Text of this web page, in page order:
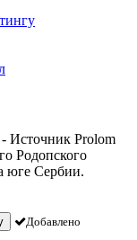
Источник Prolom
Родопского
юге Сербии.
Добавлено